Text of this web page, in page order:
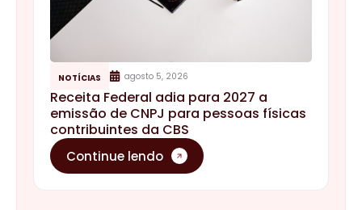
NOTÍCIAS agosto 5, 2026
Receita Federal adia para 2027 a
emissão de CNPJ para pessoas físicas
contribuintes da CBS
Continue lendo